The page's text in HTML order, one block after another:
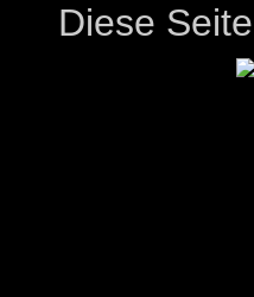
Diese